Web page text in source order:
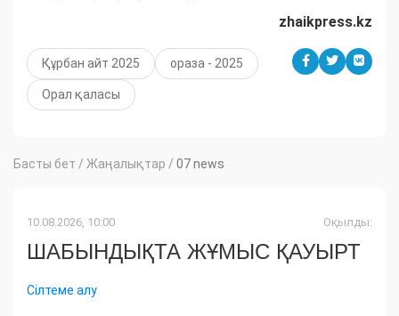
zhaikpress.kz
Құрбан айт 2025 ораза - 2025
Орал қаласы
Басты бет / Жаңалықтар / 07 news
10.08.2026, 10:00 Оқылды:
ШАБЫНДЫҚТА ЖҰМЫС ҚАУЫРТ
Сілтеме алу